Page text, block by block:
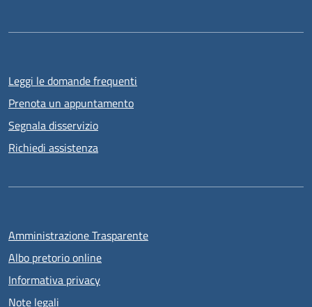
Leggi le domande frequenti
Prenota un appuntamento
Segnala disservizio
Richiedi assistenza
Amministrazione Trasparente
Albo pretorio online
Informativa privacy
Note legali